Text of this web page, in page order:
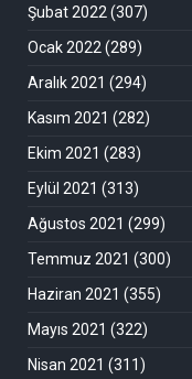
Şubat 2022 (307)
Ocak 2022 (289)
Aralık 2021 (294)
Kasım 2021 (282)
Ekim 2021 (283)
Eylül 2021 (313)
Ağustos 2021 (299)
Temmuz 2021 (300)
Haziran 2021 (355)
Mayıs 2021 (322)
Nisan 2021 (311)